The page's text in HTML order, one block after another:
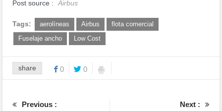
Post source : Airbus
Tags: aerolíneas Airbus
flota comercial
Fuselaje ancho
Low Cost
share 0 0
Previous :
Next :